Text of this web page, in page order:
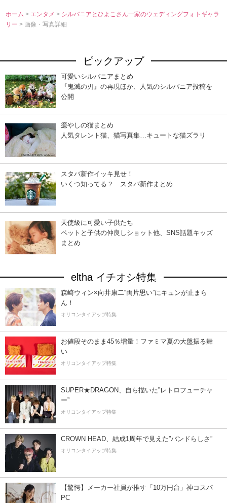
ホーム > エンタメ> シルバニアとひよこさん一家のウェディングフォトギャラ
リー> 画像・写真詳細
ピックアップ
可愛いシルバニアまとめ
『鬼滅の刃』の再現ほか、人気のシルバニア投稿を
公開
癒やしの猫まとめ
人気タレント猫、猫写真集…キュートな猫ズラリ
スタバ新作イッキ見せ！
いくつ知ってる？ スタバ新作まとめ
天使級に可愛い子供たち
ペットと子供の仲良しショット他、SNS話題キッズ
まとめ
eltha イチオシ特集
森崎ウィン×向井康二“両片思い”にキュンが止まら
ん！
オリコンタイアップ特集
お値段そのまま45％増量！ファミマ夏の大盤振る舞
い
オリコンタイアップ特集
SUPER★DRAGON、自ら描いた”レトロフューチャ
ー”
オリコンタイアップ特集
CROWN HEAD、結成1周年で見えた”バンドらしさ”
オリコンタイアップ特集
【驚愕】メーカー社員が推す「10万円台」神コスパ
PC